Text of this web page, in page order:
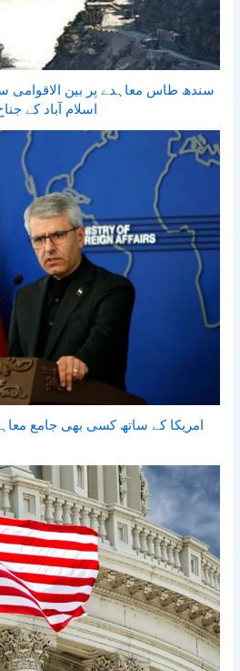
سندھ طاس معاہدے پر بین الاقوامی
اسلام آباد کے
امریکا کے ساتھ کسی بھی جامع